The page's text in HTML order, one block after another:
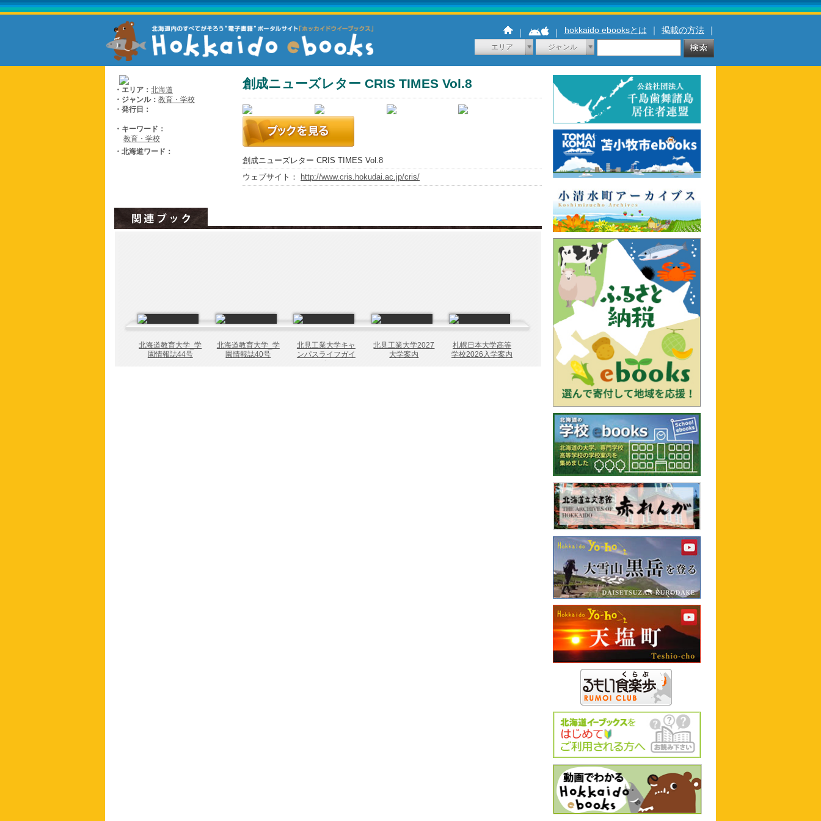
｜ ｜ hokkaido ebooksとは ｜ 掲載の方法 ｜
エリア ジャンル
・エリア： 北海道
・ジャンル： 教育・学校
・発行日：
・キーワード：
教育・学校
・北海道ワード：
創成ニューズレター CRIS TIMES Vol.8
創成ニューズレター CRIS TIMES Vol.8
ウェブサイト： http://www.cris.hokudai.ac.jp/cris/
北海道教育大学_学
園情報誌44号
北海道教育大学_学
園情報誌40号
北見工業大学キャ
ンパスライフガイ
ドブック
北見工業大学2027
大学案内
札幌日本大学高等
学校2026入学案内